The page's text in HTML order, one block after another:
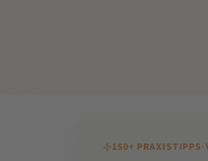
150+ PRAXISTIPPS·